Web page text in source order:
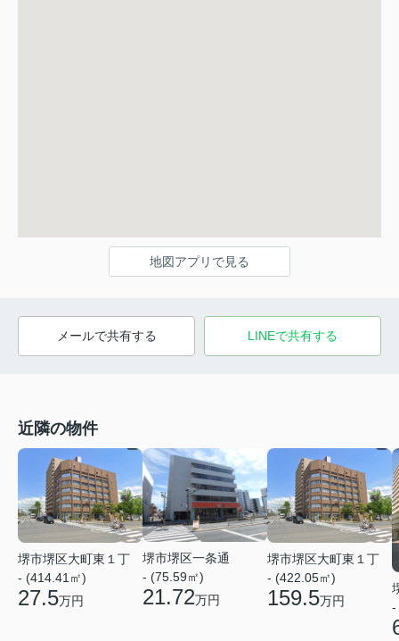
地図アプリで見る
メールで共有する LINEで共有する
近隣の物件
堺市堺区大町東１丁
- (414.41㎡)
27.5万円
堺市堺区一条通
- (75.59㎡)
21.72万円
堺市堺区大町東１丁
- (422.05㎡)
159.5万円
-